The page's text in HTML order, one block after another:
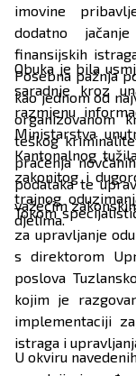
imovine
dodatno
finansijskih
Posebna pažnja
kao jednom od
organizovanom
teškog
praćenja
podataka te
važećim
Obuka je bila
saradnje kroz
razmjenu
Ministarstva
Kantonalnog
zakonitog i
trajnog
djelima.
Tokom
za upravljanje
s direktorom
poslova
kojim je
implementaciji
istraga i
U okviru